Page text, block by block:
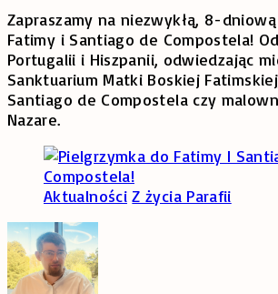
Zapraszamy na niezwykłą, 8-
Fatimy i Santiago de Compostela!
Portugalii i Hiszpanii, odwiedzając
Sanktuarium Matki Boskiej
Santiago de Compostela czy
Nazare.
Aktualności Z życia Parafii